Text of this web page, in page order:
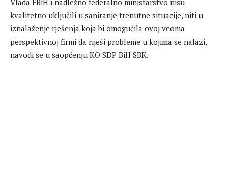
Vlada FBiH i nadležno federalno ministarstvo nisu
kvalitetno uključili u saniranje trenutne situacije, niti u
iznalaženje rješenja koja bi omogućila ovoj veoma
perspektivnoj firmi da riješi probleme u kojima se nalazi,
navodi se u saopćenju KO SDP BiH SBK.